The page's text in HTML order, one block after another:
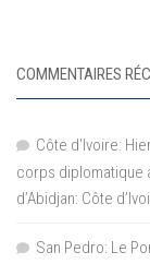
COMMENTAIRES
Côte d'Ivoire:
corps diplomatique
d’Abidjan: Côte
San Pedro: Le